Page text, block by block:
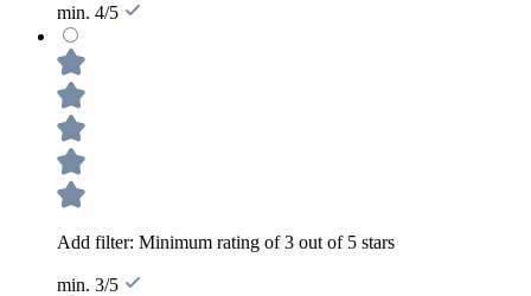
min. 4/5
Add filter: Minimum rating of 3 out of 5 stars
min. 3/5